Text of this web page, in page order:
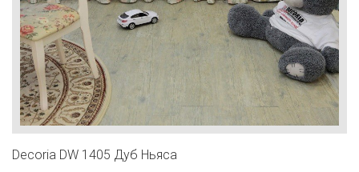
Decoria DW 1405 Дуб Ньяса